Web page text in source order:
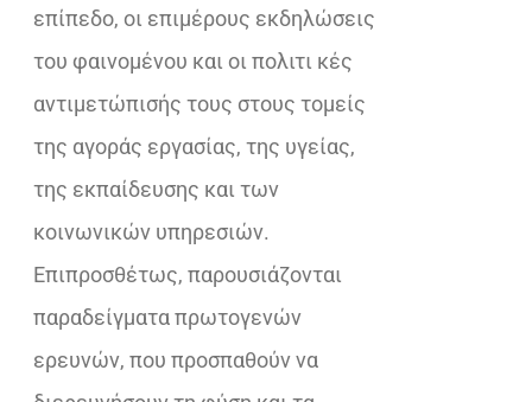
επίπεδο, οι επιμέρους εκδηλώσεις
του φαινομένου και οι πολιτι κές
αντιμετώπισής τους στους τομείς
της αγοράς εργασίας, της υγείας,
της εκπαίδευσης και των
κοινωνικών υπηρεσιών.
Επιπροσθέτως, παρουσιάζονται
παραδείγματα πρωτογενών
ερευνών, που προσπαθούν να